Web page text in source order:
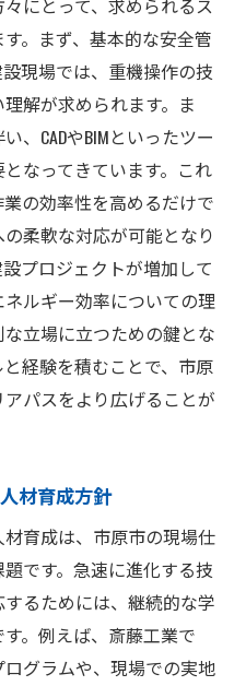
にとって、求められるス
。まず、基本的な安全管
現場では、重機操作の技
解が求められます。ま
、CADやBIMといったツー
なってきています。これ
の効率性を高めるだけで
柔軟な対応が可能となり
プロジェクトが増加して
ルギー効率についての理
立場に立つための鍵とな
経験を積むことで、市原
パスをより広げることが
材育成方針
育成は、市原市の現場仕
です。急速に進化する技
るためには、継続的な学
。例えば、斎藤工業で
グラムや、現場での実地